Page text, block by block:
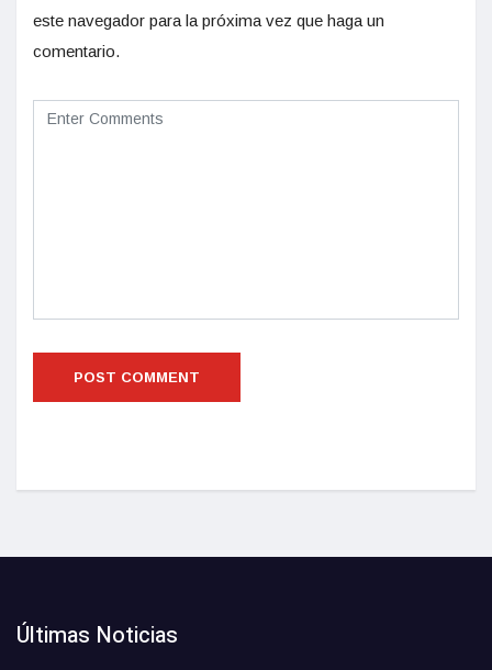
este navegador para la próxima vez que haga un
comentario.
Últimas Noticias